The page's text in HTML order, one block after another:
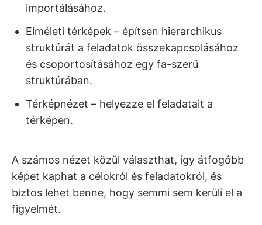
importálásához.
Elméleti térképek – építsen hierarchikus
struktúrát a feladatok összekapcsolásához
és csoportosításához egy fa-szerű
struktúrában.
Térképnézet – helyezze el feladatait a
térképen.
A számos nézet közül választhat, így átfogóbb
képet kaphat a célokról és feladatokról, és
biztos lehet benne, hogy semmi sem kerüli el a
figyelmét.